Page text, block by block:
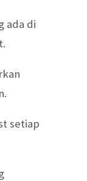
ada di
setiap